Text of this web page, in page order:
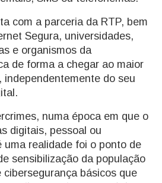
com a parceria da RTP, bem
Segura, universidades,
e organismos da
de forma a chegar ao maior
independentemente do seu
numa época em que o
digitais, pessoal ou
uma realidade foi o ponto de
sensibilização da população
cibersegurança básicos que